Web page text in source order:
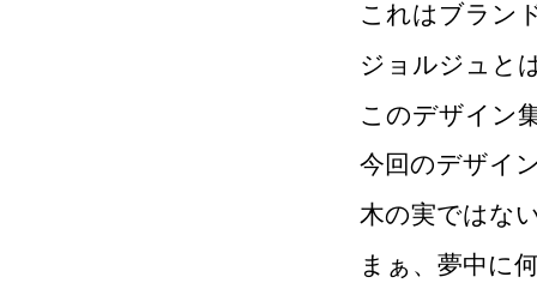
これはブラン
ジョルジュと
このデザイン
今回のデザイ
木の実ではな
まぁ、夢中に